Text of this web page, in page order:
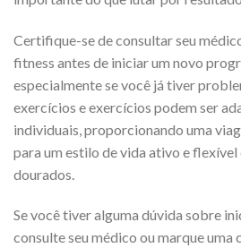
Certifique-se de consultar seu
fitness antes de iniciar um novo
especialmente se você já tiver
exercícios e exercícios podem ser
individuais, proporcionando uma
para um estilo de vida ativo e flexível
dourados.
Se você tiver alguma dúvida sobre
consulte seu médico ou marque uma